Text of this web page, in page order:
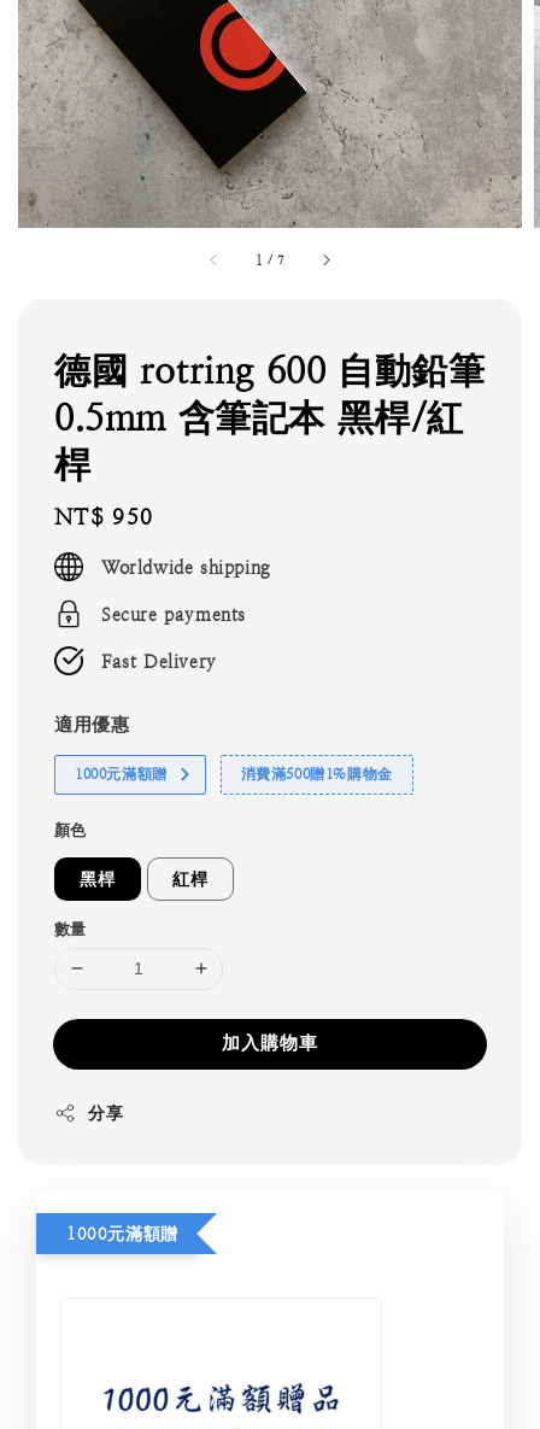
1 /7
德國 rotring 600 自動鉛筆
0.5mm 含筆記本 黑桿/紅
桿
Regular
price
NT$ 950
Worldwide shipping
Secure payments
Fast Delivery
適用優惠
1000元滿額贈 消費滿500贈1%購物金
顏色
黑桿 紅桿
數量
加入購物車
分享
1000元滿額贈